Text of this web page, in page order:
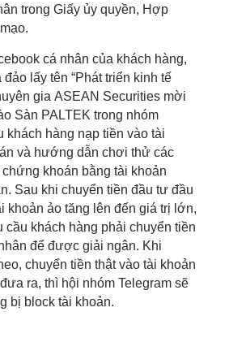
trong Giấy ủy quyền, Hợp
cá nhân của khách hàng,
lấy tên “Phát triển kinh tế
gia ASEAN Securities mời
Sàn PALTEK trong nhóm
khách hàng nạp tiền vào tài
và hướng dẫn chơi thử các
khoán bằng tài khoản
Sau khi chuyển tiền đầu tư đầu
khoản ảo tăng lên đến giá trị lớn,
khách hàng phải chuyển tiền
để được giải ngân. Khi
chuyển tiền thật vào tài khoản
ra, thì hội nhóm Telegram sẽ
bị block tài khoản.